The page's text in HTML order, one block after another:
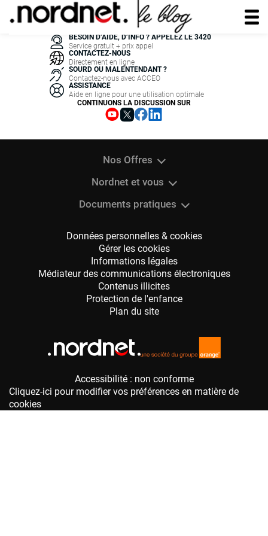
Accessibilité : non conforme
Cliquez-ici pour modifier vos préférences en matière de
cookies